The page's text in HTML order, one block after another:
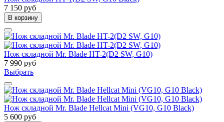
7 150 руб
В корзину
Нож складной Mr. Blade HT-2(D2 SW, G10)
7 990 руб
Выбрать
Нож складной Mr. Blade Hellcat Mini (VG10, G10 Black)
5 600 руб